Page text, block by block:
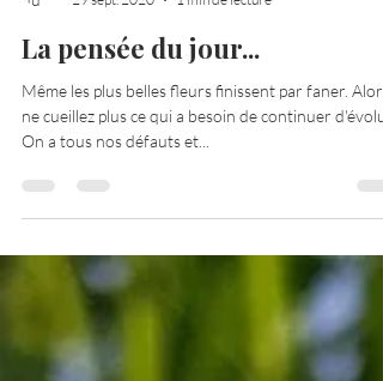
Barbara Hocquette
29 sept. 2020
1 min de lecture
La pensée du jour...
Même les plus belles fleurs finissent par faner. Alors
ne cueillez plus ce qui a besoin de continuer